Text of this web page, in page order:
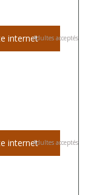
internetAdultes acceptés
internetAdultes acceptés